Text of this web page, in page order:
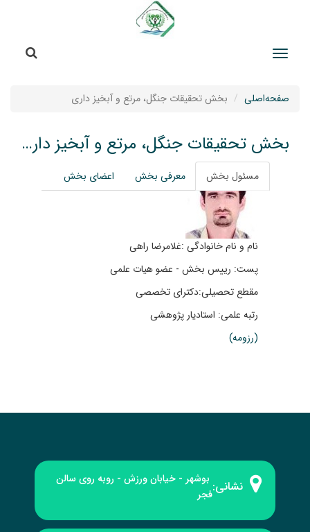
صفحه‌اصلی بخش تحقیقات جنگل، مرتع و آبخیز داری
بخش تحقیقات جنگل، مرتع و آبخیز داری
مسئول بخش معرفی بخش اعضای بخش
نام و نام خانوادگی :غلامرضا راهی
پست: رییس بخش - عضو هیات علمی
مقطع تحصیلی:دکترای تخصصی
رتبه علمی: استادیار پژوهشی
(رزومه)
نشانی: بوشهر - خیابان ورزش - روبه‌ روی سالن
فجر